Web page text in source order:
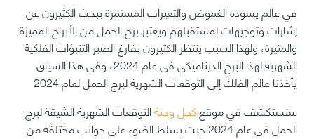
في عالم يسوده الغموض والتغيرات المستمرة يبحث الكثيرون عن
إشارات وتوجيهات لمستقبلهم ويعتبر برج الحمل من الأبراج المميزة
والمثيرة، ولهذا السبب ينتظر الكثيرون بفارغ الصبر التنبؤات الفلكية
الشهرية لهذا البرج الديناميكي في عام 2024، وفي هذا السياق
يأخذنا عالم الفلك إلى التوقعات الشهرية لبرج الحمل لعام 2024
سنستكشف في موقعكحل وحنةالتوقعات الشهرية الشيقة لبرج
الحمل في عام 2024 حيث يسلط الضوء على جوانب مختلفة من